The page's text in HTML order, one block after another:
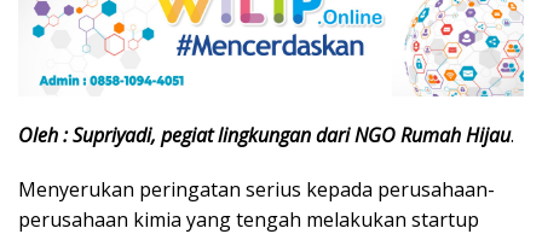
Oleh : Supriyadi, pegiat lingkungan dari NGO Rumah Hijau.
Menyerukan peringatan serius kepada perusahaan-
perusahaan kimia yang tengah melakukan startup